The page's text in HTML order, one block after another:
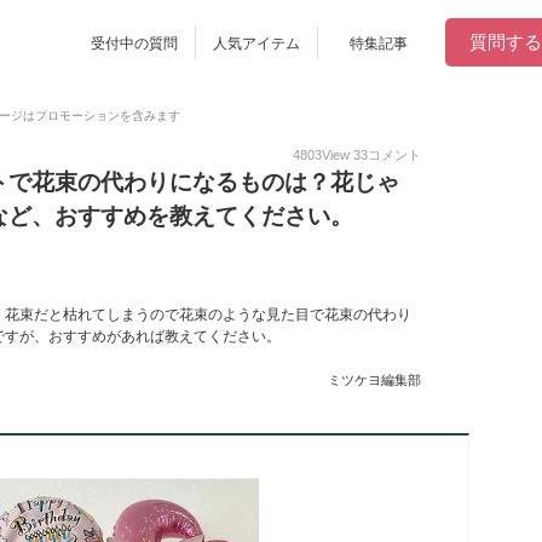
受付中の質問 人気アイテム 特集記事 質問する
ジはプロモーションを含みます
4803View 33コメント
花束の代わりになるものは？花じゃ
、おすすめを教えてください。
束だと枯れてしまうので花束のような見た目で花束の代わり
が、おすすめがあれば教えてください。
ミツケヨ編集部